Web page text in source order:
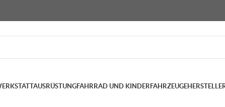
FAHRRAD UND KINDERFAHRZEUGE